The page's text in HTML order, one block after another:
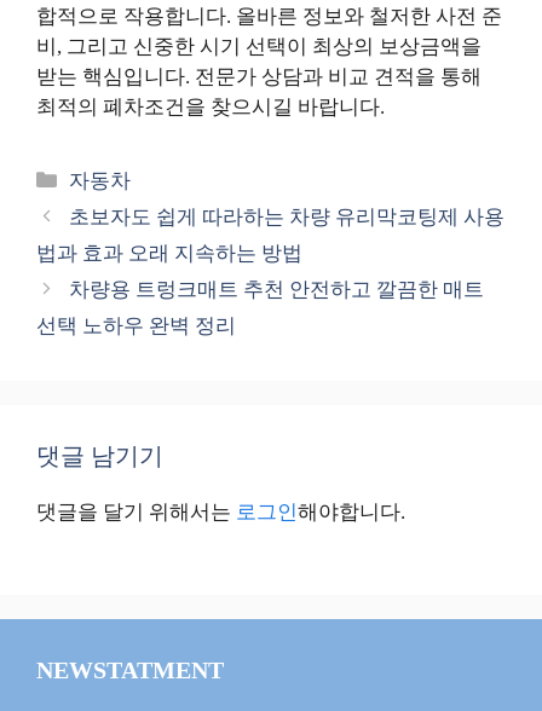
합적으로 작용합니다. 올바른 정보와 철저한 사전 준
비, 그리고 신중한 시기 선택이 최상의 보상금액을
받는 핵심입니다. 전문가 상담과 비교 견적을 통해
최적의 폐차조건을 찾으시길 바랍니다.
카
테
리
자동차
초보자도 쉽게 따라하는 차량 유리막코팅제 사용
법과 효과 오래 지속하는 방법
차량용 트렁크매트 추천 안전하고 깔끔한 매트
선택 노하우 완벽 정리
댓글 남기기
댓글을 달기 위해서는 로그인해야합니다.
NEWSTATMENT